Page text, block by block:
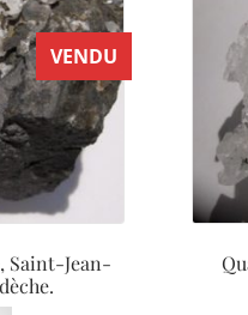
VENDU
Saint-Jean-